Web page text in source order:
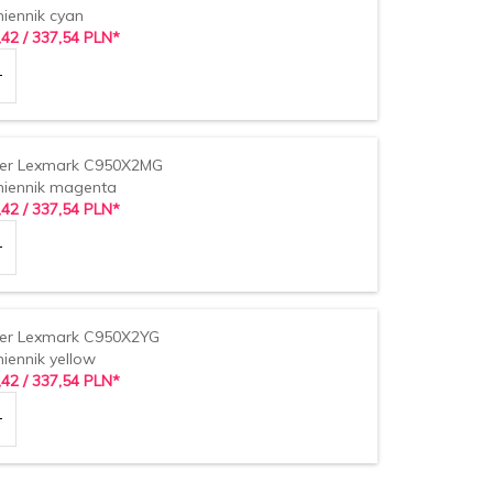
cyan
42 / 337,54 PLN*
Lexmark C950X2MG
magenta
42 / 337,54 PLN*
Lexmark C950X2YG
yellow
42 / 337,54 PLN*